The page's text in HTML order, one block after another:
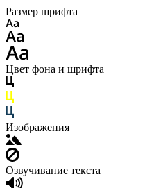
Размер шрифта
Цвет фона и шрифта
Изображения
Озвучивание текста